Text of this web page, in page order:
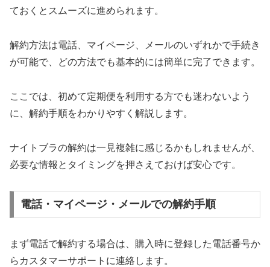
ておくとスムーズに進められます。
解約方法は電話、マイページ、メールのいずれかで手続き
が可能で、どの方法でも基本的には簡単に完了できます。
ここでは、初めて定期便を利用する方でも迷わないよう
に、解約手順をわかりやすく解説します。
ナイトブラの解約は一見複雑に感じるかもしれませんが、
必要な情報とタイミングを押さえておけば安心です。
電話・マイページ・メールでの解約手順
まず電話で解約する場合は、購入時に登録した電話番号か
らカスタマーサポートに連絡します。